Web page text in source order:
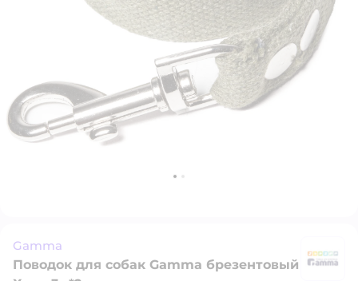
Gamma
Поводок для собак Gamma брезентовый